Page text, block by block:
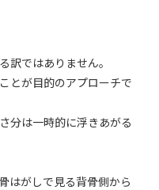
訳ではありません。
とが目的のアプローチで
分は一時的に浮きあがる
はがしで見る背骨側から